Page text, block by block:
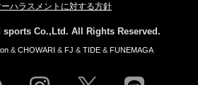
ハラスメントに対する方針
Co.,Ltd. All Rights Reserved.
& CHOWARI & FJ & TIDE& FUNEMAGA